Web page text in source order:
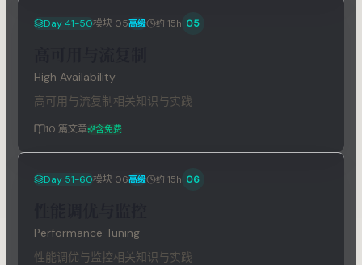
Day 41-50模块 05高级 约 15h 05
High Availability
高可用与流复制相关知识与实践
10 篇文章 含免费
Day 51-60模块 06高级 约 15h 06
Performance Tuning
性能调优与监控相关知识与实践